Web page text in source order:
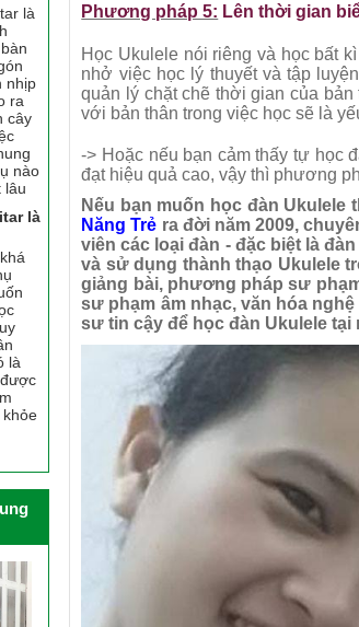
Phương pháp 5: Lên thời gian
Học Ukulele nói riêng và học bất
nhở việc học lý thuyết và tập
quản lý chặt chẽ thời gian của
với bản thân trong việc học sẽ là
-> Hoặc nếu bạn cảm thấy tự học
đạt hiệu quả cao, vậy thì phương
Nếu bạn muốn học đàn Ukulele
Năng Trẻ ra đời năm 2009,
viên các loại đàn - đặc biệt là
và sử dụng thành thạo Ukulele
giảng bài, phương pháp sư
sư phạm âm nhạc, văn hóa
sư tin cậy để học đàn Ukulele
là
nhịp
ra
cây
nào
lâu
là
là